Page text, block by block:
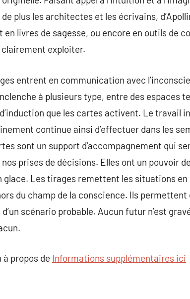
plus les architectes et les écrivains,
livres de sagesse, ou encore en outils de
exploiter.
entrent en communication avec
à plusieurs type, entre des espaces
que les cartes activent. Le travail
continue ainsi d’effectuer dans les
sont un support d’accompagnement qui
nos prises de décisions. Elles ont un pouvoir
glace. Les tirages remettent les situations
du champ de la conscience. Ils
scénario probable. Aucun futur n’est
propos de Informations supplémentaires ici